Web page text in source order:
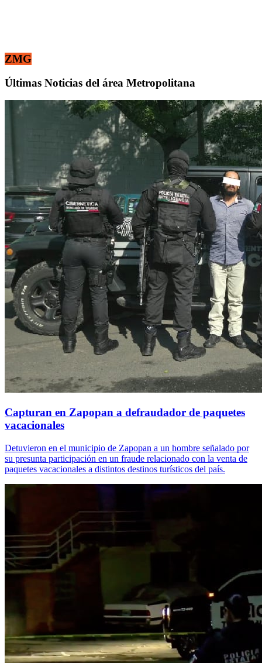
ZMG
Últimas Noticias del área Metropolitana
Capturan en Zapopan a defraudador de paquetes
vacacionales
Detuvieron en el municipio de Zapopan a un hombre señalado por
su presunta participación en un fraude relacionado con la venta de
paquetes vacacionales a distintos destinos turísticos del país.